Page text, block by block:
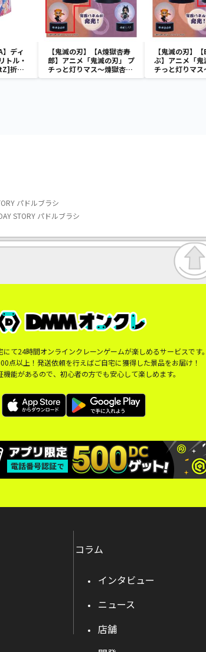
】ディ
トル・
折り
ー
【鬼滅の刃】【A煉獄杏寿
郎】アニメ「鬼滅の刃」 プ
チっと灯りマス～煉獄杏寿
郎・胡蝶しのぶ～
【鬼滅の刃】
ぶ】アニメ「鬼
チっと灯りマ
郎・胡蝶しのぶ
パドルブラシ
STORY パドルブラシ
にて24時間オンラインクレーンゲームが楽しめるサービスです
点以上！発送依頼を行えばご自宅に獲得した景品をお届け！
機能があるので、初心者の方でも安心して楽しめます。
コラム
インタビュー
ニュース
店舗